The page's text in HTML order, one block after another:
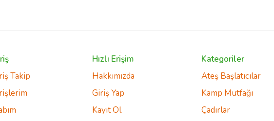
Takip
Hızlı Erişim
Hakkımızda
Giriş Yap
Kayıt Ol
Kategoriler
Ateş Başlatıcılar
Kamp Mutfağı
Çadırlar